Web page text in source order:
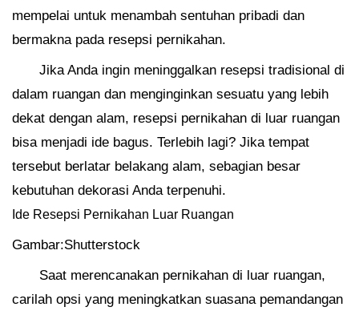
mempelai untuk menambah sentuhan pribadi dan
bermakna pada resepsi pernikahan.
Jika Anda ingin meninggalkan resepsi tradisional di
dalam ruangan dan menginginkan sesuatu yang lebih
dekat dengan alam, resepsi pernikahan di luar ruangan
bisa menjadi ide bagus. Terlebih lagi? Jika tempat
tersebut berlatar belakang alam, sebagian besar
kebutuhan dekorasi Anda terpenuhi.
Ide Resepsi Pernikahan Luar Ruangan
Gambar:Shutterstock
Saat merencanakan pernikahan di luar ruangan,
carilah opsi yang meningkatkan suasana pemandangan